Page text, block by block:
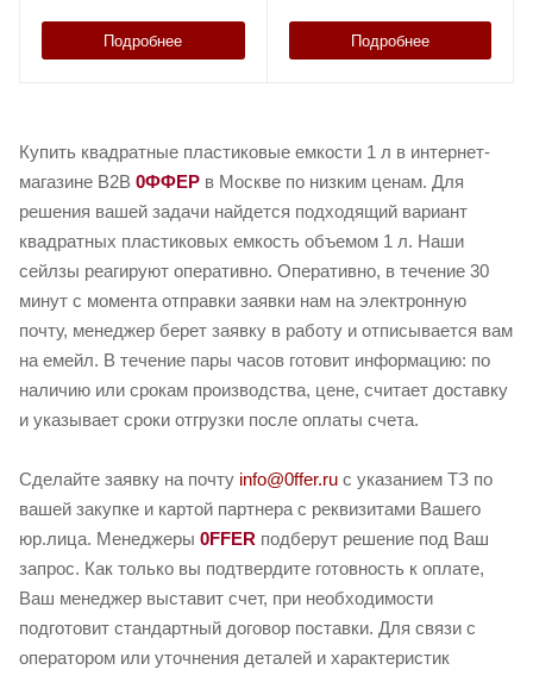
Подробнее Подробнее
Купить квадратные пластиковые емкости 1 л в интернет-
магазине B2B 0ФФЕР в Москве по низким ценам. Для
решения вашей задачи найдется подходящий вариант
квадратных пластиковых емкость объемом 1 л. Наши
сейлзы реагируют оперативно. Оперативно, в течение 30
минут с момента отправки заявки нам на электронную
почту, менеджер берет заявку в работу и отписывается вам
на емейл. В течение пары часов готовит информацию: по
наличию или срокам производства, цене, считает доставку
и указывает сроки отгрузки после оплаты счета.
Сделайте заявку на почту info@0ffer.ru с указанием ТЗ по
вашей закупке и картой партнера с реквизитами Вашего
юр.лица. Менеджеры 0FFER подберут решение под Ваш
запрос. Как только вы подтвердите готовность к оплате,
Ваш менеджер выставит счет, при необходимости
подготовит стандартный договор поставки. Для связи с
оператором или уточнения деталей и характеристик